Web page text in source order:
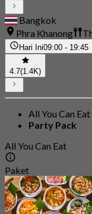
Bangkok
Phra Khanong
Hari Ini09:00 - 19:45
4.7(1.4K)
All You Can Eat
Party Pack
All You Can Eat
Paket